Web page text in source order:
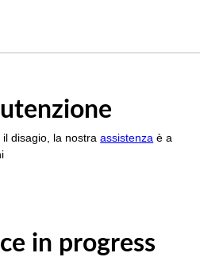
il disagio, la nostraassistenza è a
in progress